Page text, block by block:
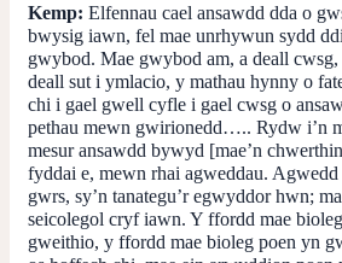
Kemp: Elfennau cael ansawdd dda o
bwysig iawn, fel mae unrhywun sydd
gwybod. Mae gwybod am, a deall
deall sut i ymlacio, y mathau hynny o
chi i gael gwell cyfle i gael cwsg o
pethau mewn gwirionedd….. Rydw i’n
mesur ansawdd bywyd [mae’n
fyddai e, mewn rhai agweddau.
gwrs, sy’n tanategu’r egwyddor hwn;
seicolegol cryf iawn. Y ffordd mae
gweithio, y ffordd mae bioleg poen yn